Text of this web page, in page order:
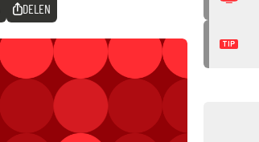
DELEN
TIP